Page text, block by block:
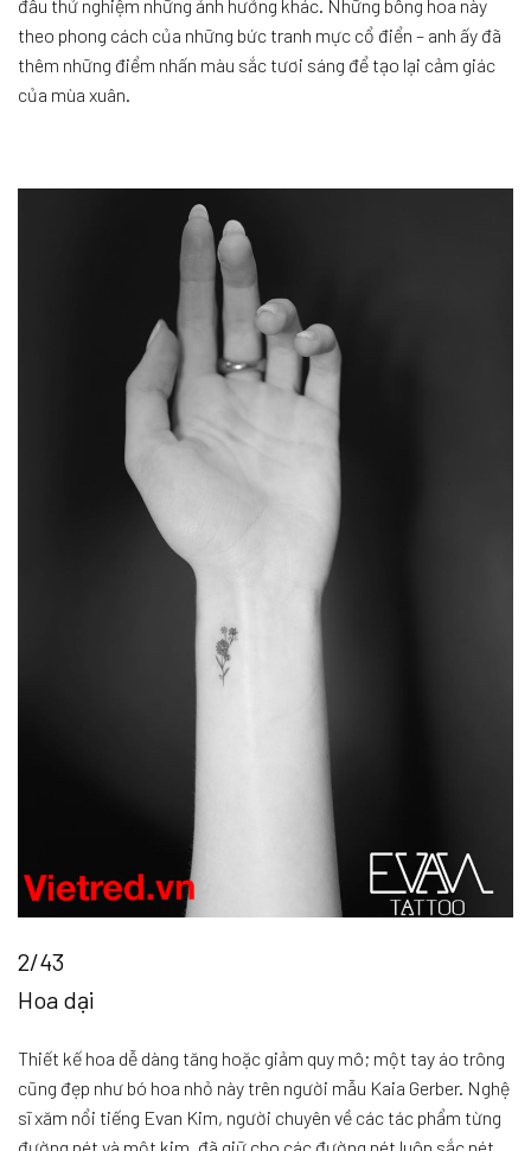
đầu thử nghiệm những ảnh hưởng khác. Những bông hoa này
theo phong cách của những bức tranh mực cổ điển – anh ấy đã
thêm những điểm nhấn màu sắc tươi sáng để tạo lại cảm giác
của mùa xuân.
2/43
Hoa dại
Thiết kế hoa dễ dàng tăng hoặc giảm quy mô; một tay áo trông
cũng đẹp như bó hoa nhỏ này trên người mẫu Kaia Gerber. Nghệ
sĩ xăm nổi tiếng Evan Kim, người chuyên về các tác phẩm từng